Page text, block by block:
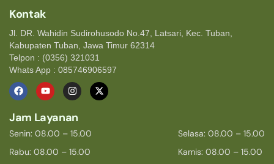
Kontak
Jl. DR. Wahidin Sudirohusodo No.47, Latsari, Kec. Tuban,
Kabupaten Tuban, Jawa Timur 62314
Telpon : (0356) 321031
Whats App : 085746906597
Jam Layanan
Senin: 08.00 – 15.00
Rabu: 08.00 – 15.00
Selasa: 08.00 – 15.00
Kamis: 08.00 – 15.00